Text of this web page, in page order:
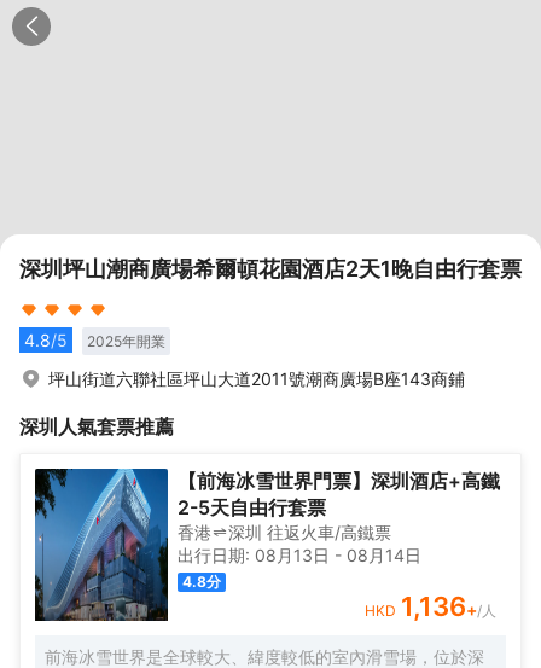
深圳坪山潮商廣場希爾頓花園酒店2天1晚自由行套票
4.8/5 2025年開業
坪山街道六聯社區坪山大道2011號潮商廣場B座143商鋪
深圳 人氣套票推薦
【前海冰雪世界門票】深圳酒店+高鐵
2-5天自由行套票
香港 深圳 往返火車/高鐵票
出行日期: 08月13日 - 08月14日
4.8分
HKD 1,136+/人
前海冰雪世界是全球較大、緯度較低的室內滑雪場，位於深